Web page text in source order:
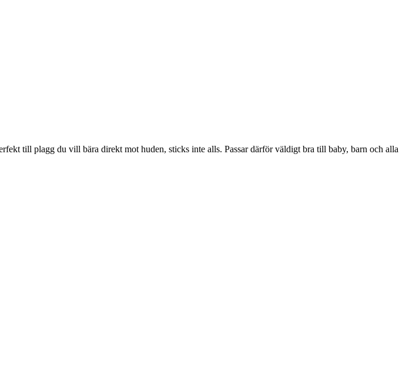
till plagg du vill bära direkt mot huden, sticks inte alls. Passar därför väldigt bra till baby, barn och alla